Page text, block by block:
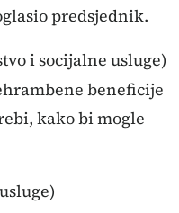
predsjednik.
i socijalne usluge)
beneficije
kako bi mogle